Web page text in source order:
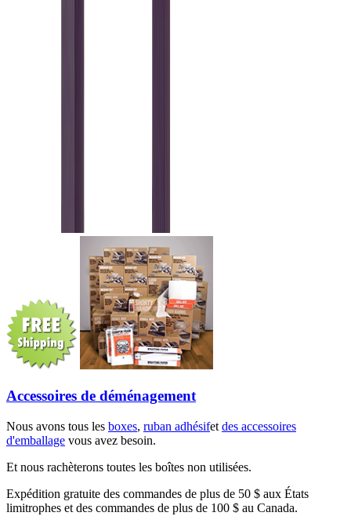
Accessoires de déménagement
Nous avons tous les boxes, ruban adhésifet des accessoires
d'emballage vous avez besoin.
Et nous rachèterons toutes les boîtes non utilisées.
Expédition gratuite des commandes de plus de 50 $ aux États
limitrophes et des commandes de plus de 100 $ au Canada.